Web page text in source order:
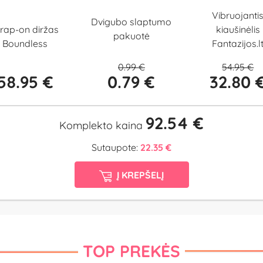
on diržas
Boundless
€
Dvigubo slaptumo
pakuotė
0.99 €
0.79 €
Vibruojantis
kiaušinėlis
Fantazijos.lt
54.95 €
32.80
Komplekto kaina 92.54 €
Sutaupote: 22.35 €
Į KREPŠELĮ
TOP PREKĖS